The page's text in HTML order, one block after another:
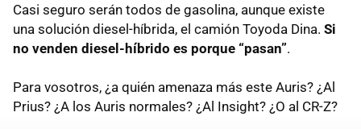
Casi seguro serán todos de gasolina, aunque existe
una solución diesel-híbrida, el camión Toyoda Dina. Si
no venden diesel-híbrido es porque “pasan”.
Para vosotros, ¿a quién amenaza más este Auris? ¿Al
Prius? ¿A los Auris normales? ¿Al Insight? ¿O al CR-Z?